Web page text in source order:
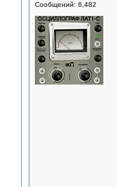
Сообщений: 6,482